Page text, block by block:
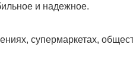
и надежное.
супермаркетах,